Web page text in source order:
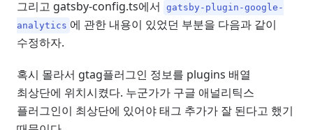
그리고 gatsby-config.ts에서
gatsby-plugin-google-
analytics 에 관한 내용이 있었던 부분을 다음과 같이
수정하자.
혹시 몰라서 gtag플러그인 정보를 plugins 배열
최상단에 위치시켰다. 누군가가 구글 애널리틱스
플러그인이 최상단에 있어야 태그 추가가 잘 된다고 했기